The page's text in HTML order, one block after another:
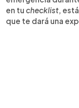
en tu checklist,
que te dará una